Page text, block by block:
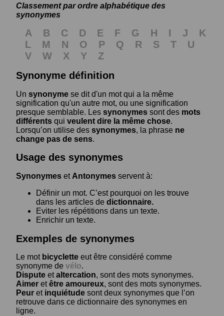
Classement par ordre alphabétique des
synonymes
A B C D E F G H I J
K
L
M N O P Q R S T
U
V
W X Y
Z
Synonyme définition
Un synonyme se dit d'un mot qui a la même
signification qu'un autre mot, ou une signification
presque semblable. Les synonymes sont des mots
différents qui veulent dire la même chose.
Lorsqu’on utilise des synonymes, la phrase ne
change pas de sens.
Usage des synonymes
Synonymes et Antonymes servent à:
Définir un mot. C’est pourquoi on les trouve
dans les articles de dictionnaire.
Eviter les répétitions dans un texte.
Enrichir un texte.
Exemples de synonymes
Le mot bicyclette eut être considéré comme
synonyme de vélo.
Dispute etaltercation, sont des mots synonymes.
Aimer etêtre amoureux, sont des mots synonymes.
Peur et inquiétude sont deux synonymes que l’on
retrouve dans ce dictionnaire des synonymes en
ligne.